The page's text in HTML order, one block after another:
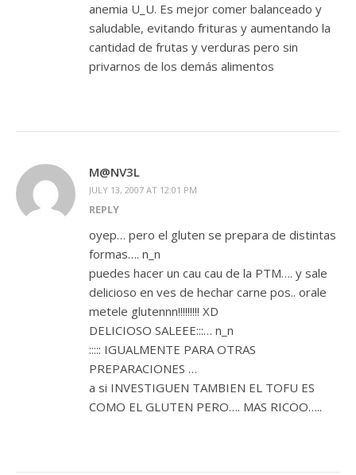
anemia U_U. Es mejor comer balanceado y
saludable, evitando frituras y aumentando la
cantidad de frutas y verduras pero sin
privarnos de los demás alimentos
M@NV3L
JULY 13, 2007 AT 12:01 PM
REPLY
oyep… pero el gluten se prepara de distintas
formas…. n_n
puedes hacer un cau cau de la PTM…. y sale
delicioso en ves de hechar carne pos.. orale
metele glutennn!!!!!!!!! XD
DELICIOSO SALEEE:::… n_n
::::: IGUALMENTE PARA OTRAS
PREPARACIONES …
a si INVESTIGUEN TAMBIEN EL TOFU ES
COMO EL GLUTEN PERO…. MAS RICOO…..